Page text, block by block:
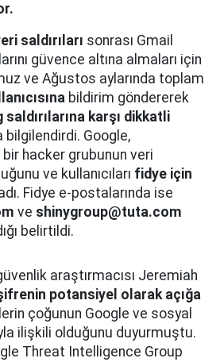
saldırıları sonrası Gmail
güvence altına almaları için
ve Ağustos aylarında toplam
bildirim göndererek
saldırılarına karşı dikkatli
bilgilendirdi. Google,
hacker grubunun veri
ve kullanıcıları fidye için
Fidye e-postalarında ise
ve shinygroup@tuta.com
belirtildi.
araştırmacısı Jeremiah
potansiyel olarak açığa
çoğunun Google ve sosyal
ilişkili olduğunu duyurmuştu.
Threat Intelligence Group